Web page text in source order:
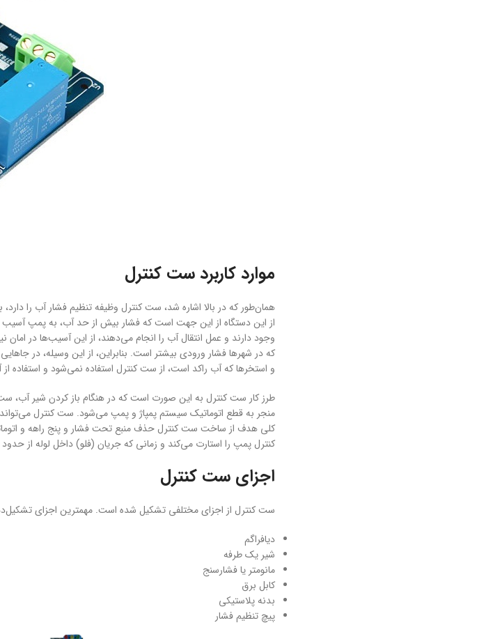
موارد کاربرد ست کنترل
همان‌طور که در بالا اشاره شد، ست کنترل وظیفه تنظیم فشار آب را
از این دستگاه از این جهت است که فشار بیش از حد آب، به پمپ آسیب
وجود دارند و عمل انتقال آب را انجام می‌دهند، از این آسیب‌ها در امان
که در شهرها فشار ورودی بیشتر است. بنابراین، از این وسیله، در
و استخرها که آب راکد است، از ست کنترل استفاده نمی‌شود و استفاده
طرز کار ست کنترل به این صورت است که در هنگام باز کردن شیر آب،
منجر به قطع اتوماتیک سیستم پمپاژ و پمپ می‌شود. ست کنترل
کلی هدف از ساخت ست کنترل حذف منبع تحت فشار و پنج راهه و
کنترل پمپ را استارت می‌کند و زمانی که جریان (فلو) داخل لوله از حدود ۲ لیتر بر دقیقه کمتر شود، بعد از چند ثانیه پمپ را متوقف می‌کند.
اجزای ست کنترل
ست کنترل از اجزای مختلفی تشکیل شده است. مهمترین اجزای
دیافراگم
شیر یک طرفه
مانومتر یا فشارسنج
کابل برق
بدنه پلاستیکی
پیچ تنظیم فشار